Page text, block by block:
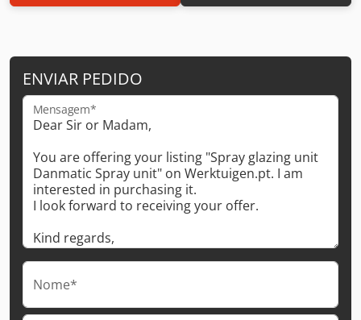
ENVIAR PEDIDO
Mensagem*
Nome*